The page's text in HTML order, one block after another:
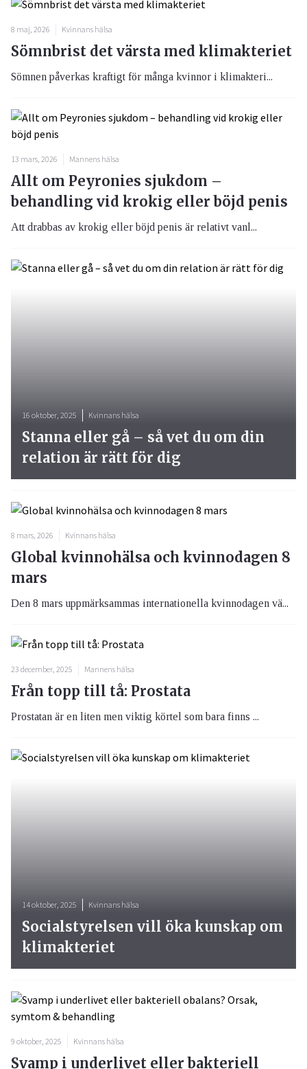
8 maj, 2026 Kvinnans hälsa
Sömnbrist det värsta med klimakteriet
Sömnen påverkas kraftigt för många kvinnor i klimakteri...
13 mars, 2026 Mannens hälsa
Allt om Peyronies sjukdom –
behandling vid krokig eller böjd penis
Att drabbas av krokig eller böjd penis är relativt vanl...
8 mars, 2026 Kvinnans hälsa
Global kvinnohälsa och kvinnodagen 8
mars
Den 8 mars uppmärksammas internationella kvinnodagen vä...
23 december, 2025 Mannens hälsa
Från topp till tå: Prostata
Prostatan är en liten men viktig körtel som bara finns ...
16 oktober, 2025 Kvinnans hälsa
Stanna eller gå – så vet du om din
relation är rätt för dig
14 oktober, 2025 Kvinnans hälsa
Socialstyrelsen vill öka kunskap om
klimakteriet
9 oktober, 2025 Kvinnans hälsa
Svamp i underlivet eller bakteriell